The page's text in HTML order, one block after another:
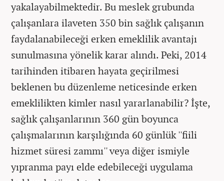
yakalayabilmektedir. Bu meslek grubunda
çalışanlara ilaveten 350 bin sağlık çalışanın
faydalanabileceği erken emeklilik avantajı
sunulmasına yönelik karar alındı. Peki, 2014
tarihinden itibaren hayata geçirilmesi
beklenen bu düzenleme neticesinde erken
emeklilikten kimler nasıl yararlanabilir? İşte,
sağlık çalışanlarının 360 gün boyunca
çalışmalarının karşılığında 60 günlük ''fiili
hizmet süresi zammı'' veya diğer ismiyle
yıpranma payı elde edebileceği uygulama